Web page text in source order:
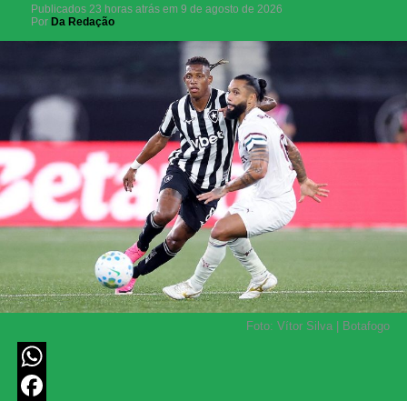
Publicados 23 horas atrás em 9 de agosto de 2026
Por Da Redação
Foto: Vítor Silva | Botafogo
WhatsApp